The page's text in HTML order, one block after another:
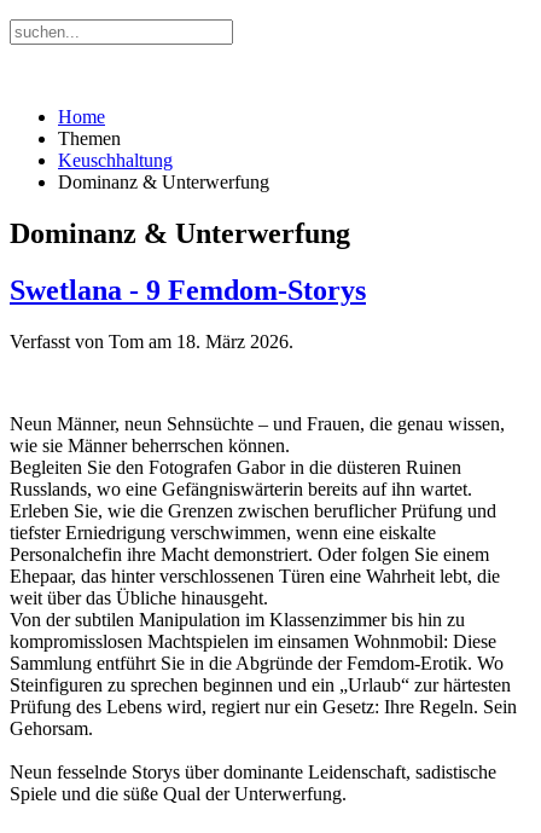
Home
Themen
Keuschhaltung
Dominanz & Unterwerfung
Dominanz & Unterwerfung
Swetlana - 9 Femdom-Storys
Verfasst von Tom am 18. März 2026.
Neun Männer, neun Sehnsüchte – und Frauen, die genau wissen,
wie sie Männer beherrschen können.
Begleiten Sie den Fotografen Gabor in die düsteren Ruinen
Russlands, wo eine Gefängniswärterin bereits auf ihn wartet.
Erleben Sie, wie die Grenzen zwischen beruflicher Prüfung und
tiefster Erniedrigung verschwimmen, wenn eine eiskalte
Personalchefin ihre Macht demonstriert. Oder folgen Sie einem
Ehepaar, das hinter verschlossenen Türen eine Wahrheit lebt, die
weit über das Übliche hinausgeht.
Von der subtilen Manipulation im Klassenzimmer bis hin zu
kompromisslosen Machtspielen im einsamen Wohnmobil: Diese
Sammlung entführt Sie in die Abgründe der Femdom-Erotik. Wo
Steinfiguren zu sprechen beginnen und ein „Urlaub“ zur härtesten
Prüfung des Lebens wird, regiert nur ein Gesetz: Ihre Regeln. Sein
Gehorsam.
Neun fesselnde Storys über dominante Leidenschaft, sadistische
Spiele und die süße Qual der Unterwerfung.